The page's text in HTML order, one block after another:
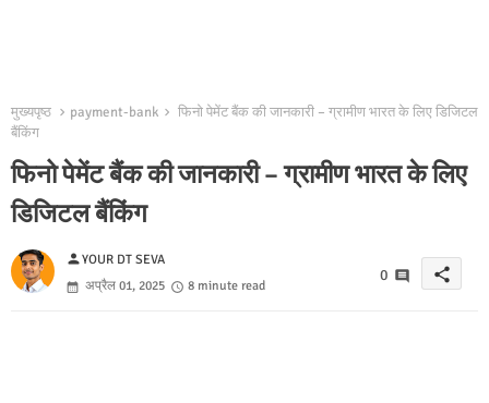
मुख्यपृष्ठ payment-bank
फिनो पेमेंट बैंक की जानकारी – ग्रामीण भारत के लिए डिजिटल
बैंकिंग
फिनो पेमेंट बैंक की जानकारी – ग्रामीण भारत के लिए
डिजिटल बैंकिंग
personYOUR DT SEVA
अप्रैल 01, 2025
8 minute read
0 share